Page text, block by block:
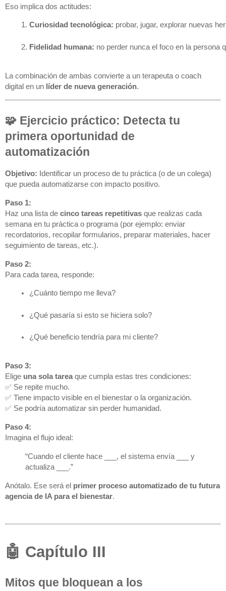
Eso implica dos actitudes:
Curiosidad tecnológica: probar, jugar, explorar nuevas
Fidelidad humana: no perder nunca el foco en la persona
La combinación de ambas convierte a un terapeuta o coach
digital en un líder de nueva generación.
🧩 Ejercicio práctico: Detecta tu
primera oportunidad de
automatización
Objetivo: Identificar un proceso de tu práctica (o de un colega)
que pueda automatizarse con impacto positivo.
Paso 1:
Haz una lista de cinco tareas repetitivas que realizas cada
semana en tu práctica o programa (por ejemplo: enviar
recordatorios, recopilar formularios, preparar materiales, hacer
seguimiento de tareas, etc.).
Paso 2:
Para cada tarea, responde:
¿Cuánto tiempo me lleva?
¿Qué pasaría si esto se hiciera solo?
¿Qué beneficio tendría para mi cliente?
Paso 3:
Elige una sola tarea que cumpla estas tres condiciones:
✅ Se repite mucho.
✅ Tiene impacto visible en el bienestar o la organización.
✅ Se podría automatizar sin perder humanidad.
Paso 4:
Imagina el flujo ideal:
“Cuando el cliente hace ___, el sistema envía ___ y
actualiza ___.”
Anótalo. Ese será el primer proceso automatizado de tu futura
agencia de IA para el bienestar.
🤖 Capítulo III
Mitos que bloquean a los